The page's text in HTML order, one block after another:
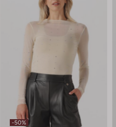
-50%